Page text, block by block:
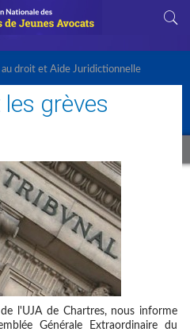
au droit et Aide Juridictionnelle
grèves
Générale Extraordinaire du